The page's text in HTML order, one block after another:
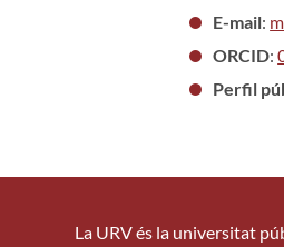
E-mail:
ORCID:
Perfil
La URV és la universitat